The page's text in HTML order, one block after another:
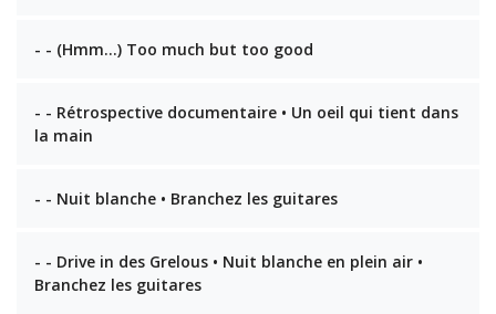
- - (Hmm…) Too much but too good
- - Rétrospective documentaire • Un oeil qui tient dans
la main
- - Nuit blanche • Branchez les guitares
- - Drive in des Grelous • Nuit blanche en plein air •
Branchez les guitares